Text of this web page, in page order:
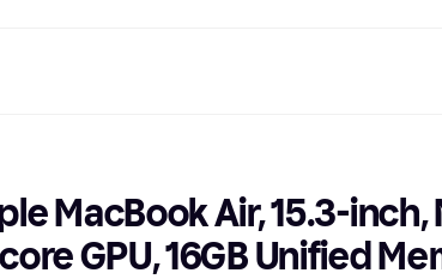
Shops entdecken
Mitgliedschaft
Klarna Guthaben Flexkonto
Festgeldkonto
Schönheit & Gesundheit
Bekleidung & Accessoires
Spielzeug & Hobbys
Möbel & Haushalt
Mobilgeräte &
Kinder & Familie
Fahrzeuge &
Garten &
MacBook Air, 15.3-inch,
GPU, 16GB Unified